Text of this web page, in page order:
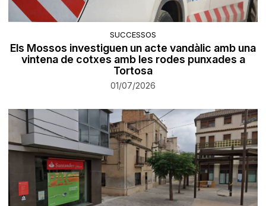
SUCCESSOS
Els Mossos investiguen un acte vandàlic amb una
vintena de cotxes amb les rodes punxades a
Tortosa
01/07/2026